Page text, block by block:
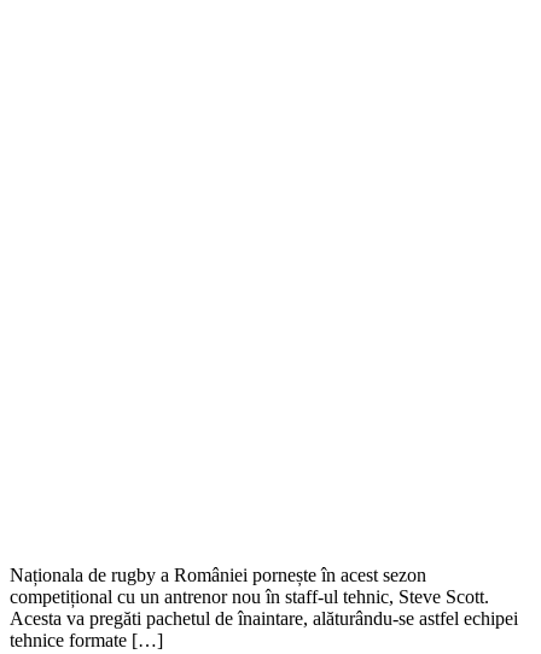
Naționala de rugby a României pornește în acest sezon
competițional cu un antrenor nou în staff-ul tehnic, Steve Scott.
Acesta va pregăti pachetul de înaintare, alăturându-se astfel echipei
tehnice formate […]